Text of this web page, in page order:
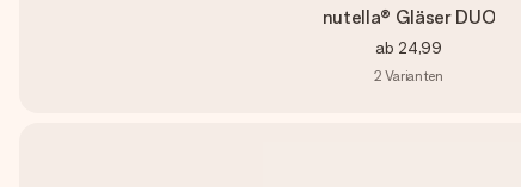
nutella® Gläser DUO
ab 24,99
2 Varianten